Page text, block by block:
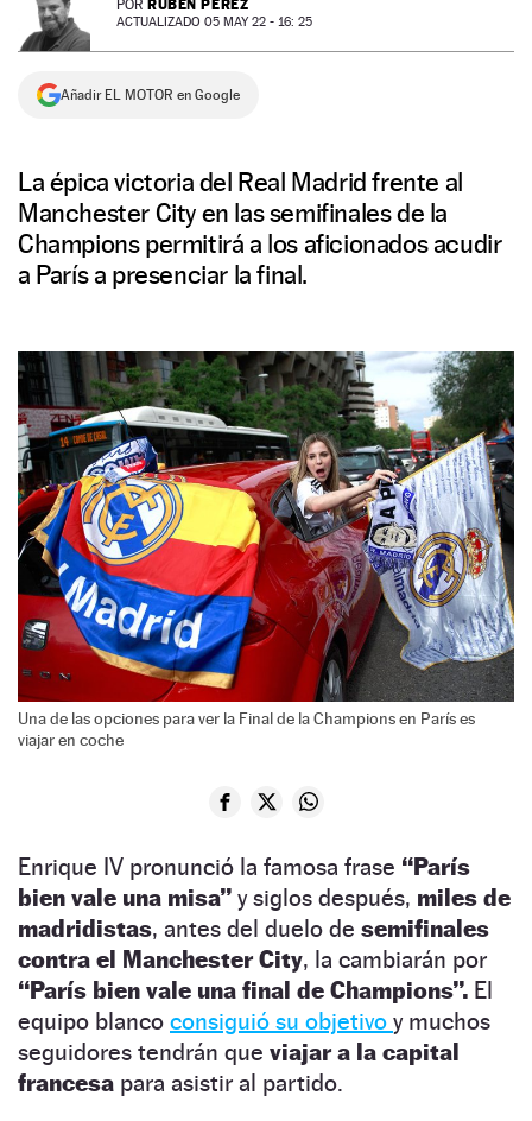
NEWSLETTER
SÍGUENOS
POR RUBÉN PÉREZ
ACTUALIZADO 05 MAY 22 - 16: 25
Añadir EL MOTOR en Google
La épica victoria del Real Madrid frente al
Manchester City en las semifinales de la
Champions permitirá a los aficionados acudir
a París a presenciar la final.
Una de las opciones para ver la Final de la Champions en París es
viajar en coche
Enrique IV pronunció la famosa frase “París
bien vale una misa” y siglos después, miles de
madridistas, antes del duelo de semifinales
contra el Manchester City, la cambiarán por
“París bien vale una final de Champions”. El
equipo blanco consiguió su objetivo y muchos
seguidores tendrán que viajar a la capital
francesa para asistir al partido.